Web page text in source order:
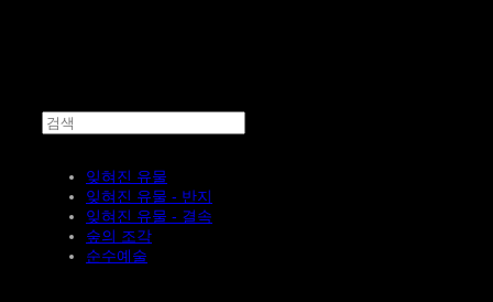
잊혀진 유물
잊혀진 유물 - 반지
잊혀진 유물 - 결속
숲의 조각
순수예술